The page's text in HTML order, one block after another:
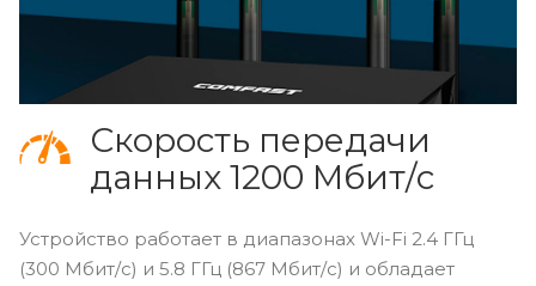
Скорость передачи
данных 1200 Мбит/с
Устройство работает в диапазонах Wi-Fi 2.4 ГГц
(300 Мбит/с) и 5.8 ГГц (867 Мбит/с) и обладает